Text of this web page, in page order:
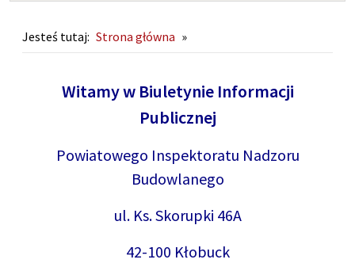
Jesteś tutaj: Strona główna »
Strona główna
Witamy w Biuletynie Informacji
Publicznej
Powiatowego Inspektoratu Nadzoru
Budowlanego
ul. Ks. Skorupki 46A
42-100 Kłobuck